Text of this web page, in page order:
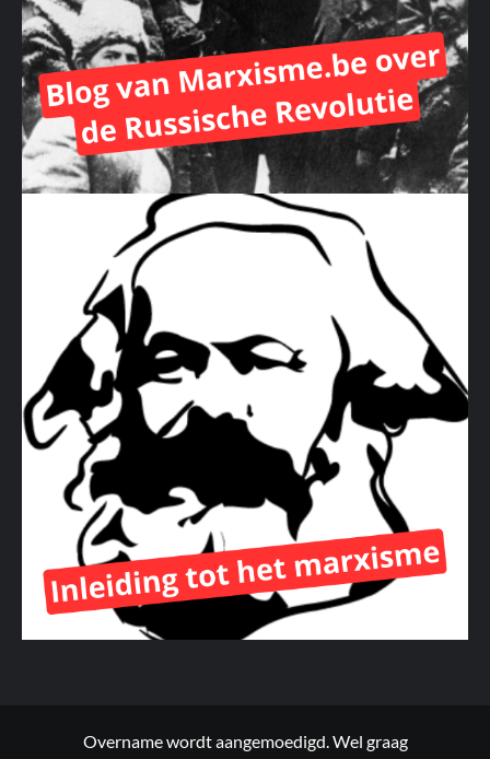
Overname wordt aangemoedigd. Wel graag